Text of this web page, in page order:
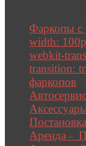
Фаркопы с
width:
webkit-
transition:
фаркопов
Автосервис
Аренда –